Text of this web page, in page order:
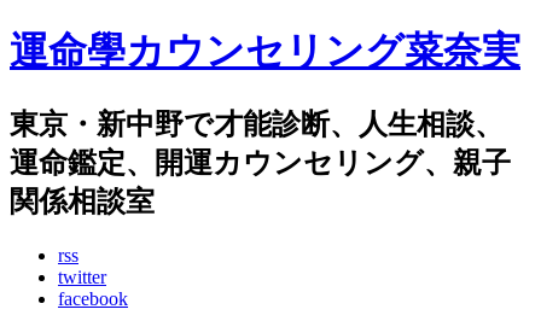
運命學カウンセリング菜奈実
東京・新中野で才能診断、人生相談、
運命鑑定、開運カウンセリング、親子
関係相談室
rss
twitter
facebook